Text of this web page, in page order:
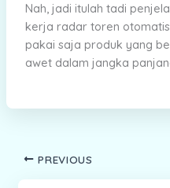
Nah, jadi itulah tadi
kerja radar toren
pakai saja produk yang
awet dalam jangka
PREVIOUS